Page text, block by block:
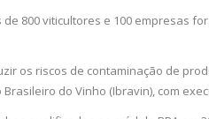
800 viticultores e 100 empresas
os riscos de contaminação de
do Vinho (Ibravin), com